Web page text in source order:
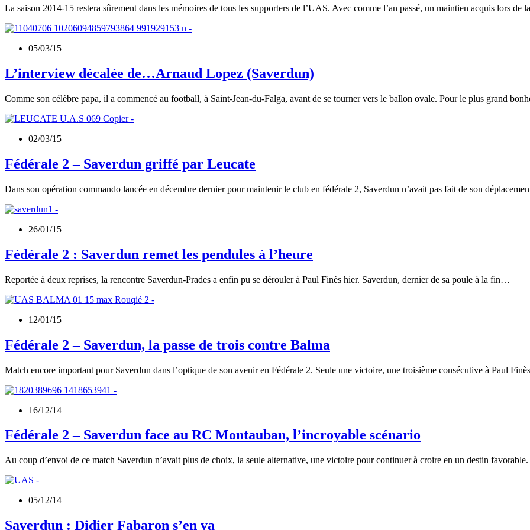
La saison 2014-15 restera sûrement dans les mémoires de tous les supporters de l’UAS. Avec comme l’an passé, un maintien acquis lors de
05/03/15
L’interview décalée de…Arnaud Lopez (Saverdun)
Comme son célèbre papa, il a commencé au football, à Saint-Jean-du-Falga, avant de se tourner vers le ballon ovale. Pour le plus grand
02/03/15
Fédérale 2 – Saverdun griffé par Leucate
Dans son opération commando lancée en décembre dernier pour maintenir le club en fédérale 2, Saverdun n’avait pas fait de son
26/01/15
Fédérale 2 : Saverdun remet les pendules à l’heure
Reportée à deux reprises, la rencontre Saverdun-Prades a enfin pu se dérouler à Paul Finès hier. Saverdun, dernier de sa poule à la fin…
12/01/15
Fédérale 2 – Saverdun, la passe de trois contre Balma
Match encore important pour Saverdun dans l’optique de son avenir en Fédérale 2. Seule une victoire, une troisième consécutive à Paul
16/12/14
Fédérale 2 – Saverdun face au RC Montauban, l’incroyable scénario
Au coup d’envoi de ce match Saverdun n’avait plus de choix, la seule alternative, une victoire pour continuer à croire en un destin
05/12/14
Saverdun : Didier Fabaron s’en va